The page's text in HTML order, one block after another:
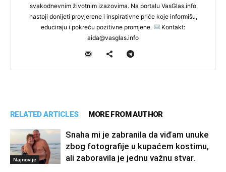
svakodnevnim životnim izazovima. Na portalu VasGlas.info
nastoji donijeti provjerene i inspirativne priče koje informišu,
educiraju i pokreću pozitivne promjene.
Kontakt:
aida@vasglas.info
RELATED ARTICLES MORE FROM AUTHOR
Najnovije
Snaha mi je zabranila da viđam unuke
zbog fotografije u kupaćem kostimu,
ali zaboravila je jednu važnu stvar.